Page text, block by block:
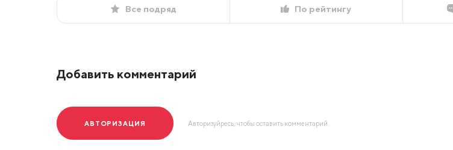
Все подряд По рейтингу
Добавить комментарий
АВТОРИЗАЦИЯ Авторизуйресь, чтобы оставить комментарий.